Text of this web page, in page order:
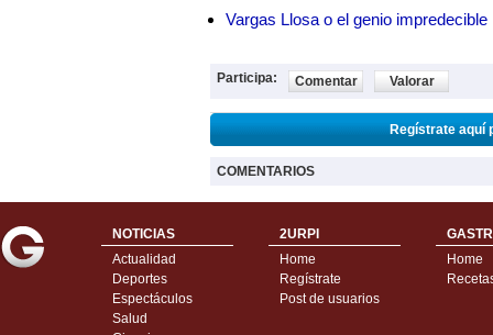
Vargas Llosa o el genio impredecible
Participa: Comentar Valorar
Regístrate aquí
COMENTARIOS
NOTICIAS
Actualidad
Deportes
Espectáculos
Salud
2URPI
Home
Regístrate
Post de usuarios
Home